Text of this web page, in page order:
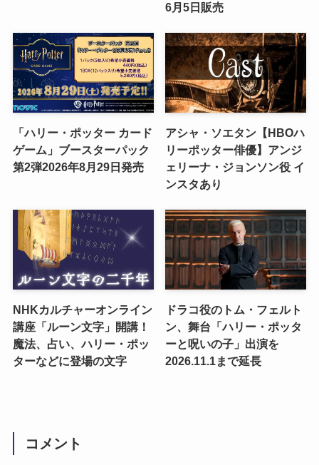
6月5日販売
「ハリー・ポッター カード
ゲーム」ブースターパック
第2弾2026年8月29日発売
アシャ・ソエタン【HBOハ
リーポッター俳優】アンジ
ェリーナ・ジョンソン役 イ
ンスタあり
NHKカルチャーオンライン
講座「ルーン文字」開講！
魔法、占い、ハリー・ポッ
ターなどに登場の文字
ドラコ役のトム・フェルト
ン、舞台「ハリー・ポッタ
ーと呪いの子」出演を
2026.11.1まで延長
コメント